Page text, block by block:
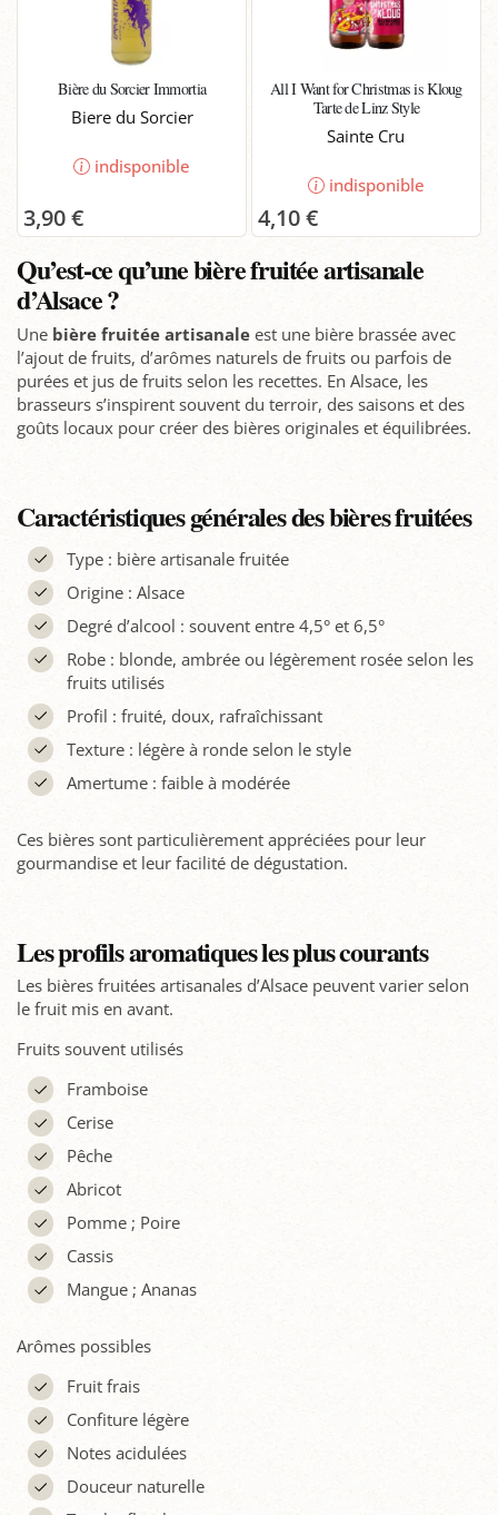
Bière du Sorcier Immortia
Biere du Sorcier
indisponible
3,90 €
All I Want for Christmas is Kloug
Tarte de Linz Style
Sainte Cru
indisponible
4,10 €
Qu’est-ce qu’une bière fruitée artisanale
d’Alsace ?
Une bière fruitée artisanale est une bière brassée avec
l’ajout de fruits, d’arômes naturels de fruits ou parfois de
purées et jus de fruits selon les recettes. En Alsace, les
brasseurs s’inspirent souvent du terroir, des saisons et des
goûts locaux pour créer des bières originales et équilibrées.
Caractéristiques générales des bières fruitées
Type : bière artisanale fruitée
Origine : Alsace
Degré d’alcool : souvent entre 4,5° et 6,5°
Robe : blonde, ambrée ou légèrement rosée selon les
fruits utilisés
Profil : fruité, doux, rafraîchissant
Texture : légère à ronde selon le style
Amertume : faible à modérée
Ces bières sont particulièrement appréciées pour leur
gourmandise et leur facilité de dégustation.
Les profils aromatiques les plus courants
Les bières fruitées artisanales d’Alsace peuvent varier selon
le fruit mis en avant.
Fruits souvent utilisés
Framboise
Cerise
Pêche
Abricot
Pomme ; Poire
Cassis
Mangue ; Ananas
Arômes possibles
Fruit frais
Confiture légère
Notes acidulées
Douceur naturelle